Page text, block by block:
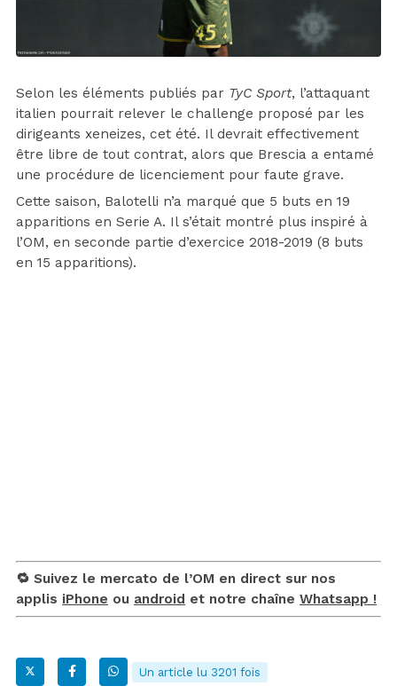
Selon les éléments publiés par TyC Sport, l’attaquant
italien pourrait relever le challenge proposé par les
dirigeants xeneizes, cet été. Il devrait effectivement
être libre de tout contrat, alors que Brescia a entamé
une procédure de licenciement pour faute grave.
Cette saison, Balotelli n’a marqué que 5 buts en 19
apparitions en Serie A. Il s’était montré plus inspiré à
l’OM, en seconde partie d’exercice 2018-2019 (8 buts
en 15 apparitions).
🔁 Suivez le mercato de l’OM en direct sur nos
applis iPhone ou android et notre chaîne Whatsapp !
Un article lu 3201 fois